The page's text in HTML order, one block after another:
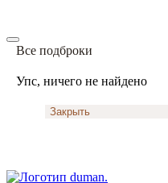
Все подброки
Упс, ничего не найдено
Закрыть